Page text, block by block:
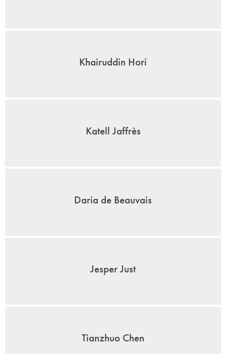
Khairuddin Hori
Katell Jaffrès
Daria de Beauvais
Jesper Just
Tianzhuo Chen